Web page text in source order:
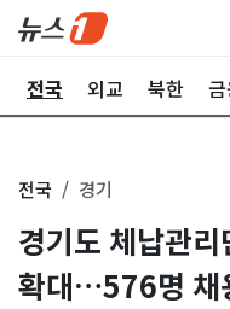
전국 외교 북한
전국 경기
경기도 체납관
확대…576명 채